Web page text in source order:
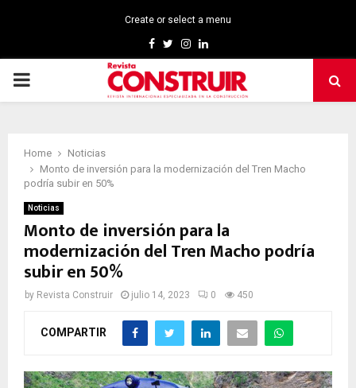
Create or select a menu
Facebook
TwitterInstagram
Linkedin
PRIMARY
Home
Noticias
Monto de inversión para la modernización del Tren Macho
podría subir en 50%
Noticias
Monto de inversión para la
modernización del Tren Macho podría
subir en 50%
by Revista Construir julio 14, 2023 0 450
COMPARTIR